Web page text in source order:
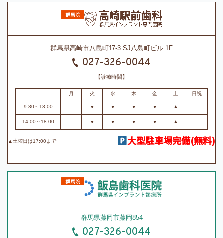
群馬県高崎市八島町17-3 SJ八島町ビル 1F
027-326-0044
【診療時間】
月 火 水 木 金 土 日祝
9:30～13:00 - ● ● ● ● ▲ -
14:00～18:00 - ● ● ● ● ▲ -
▲土曜日は17:00まで 大型駐車場完備(無料)
群馬県藤岡市藤岡854
027-326-0044